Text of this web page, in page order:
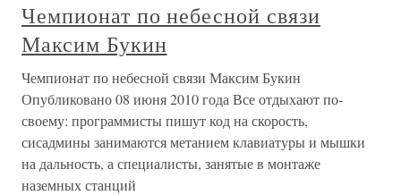
Чемпионат по небесной связи
Максим Букин
Чемпионат по небесной связи Максим Букин
Опубликовано 08 июня 2010 года Все отдыхают по-
своему: программисты пишут код на скорость,
сисадмины занимаются метанием клавиатуры и мышки
на дальность, а специалисты, занятые в монтаже
наземных станций